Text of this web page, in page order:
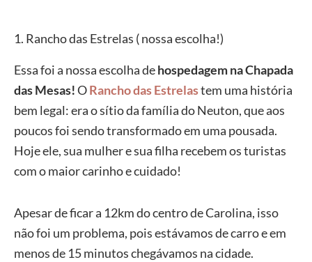
1. Rancho das Estrelas ( nossa escolha!)
Essa foi a nossa escolha dehospedagem na Chapada
das Mesas!ORancho das Estrelastem uma história
bem legal: era o sítio da família do Neuton, que aos
poucos foi sendo transformado em uma pousada.
Hoje ele, sua mulher e sua filha recebem os turistas
com o maior carinho e cuidado!
Apesar de ficar a 12km do centro de Carolina, isso
não foi um problema, pois estávamos de carro e em
menos de 15 minutos chegávamos na cidade.